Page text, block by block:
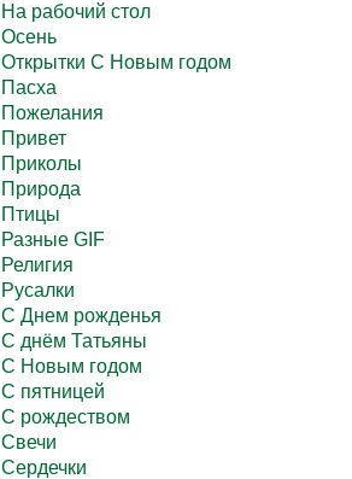
На рабочий стол
Осень
Открытки С Новым годом
Пасха
Пожелания
Привет
Приколы
Природа
Птицы
Разные GIF
Религия
Русалки
С Днем рожденья
С днём Татьяны
С Новым годом
С пятницей
С рождеством
Свечи
Сердечки